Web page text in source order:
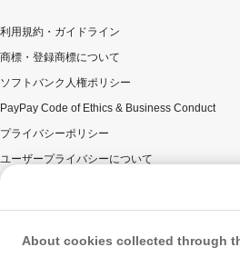
本キャンペーンが適用される場
同時開催する他の総付キャンペ
てのPayPayポイントの付与率
が上限です（仮にそれぞれ適用
す）。
対象のお支払方法にてお支払
キャンペーンを適用すると、
ンペーン期間中のPayPayポイ
イントを超えるときには、当
ーン期間中500ポイントを超え
利用規約・ガイドライン
商標・登録商標について
ソフトバンク人権ポリシー
PayPay Code of Ethics & Business Conduct
プライバシーポリシー
ユーザープライバシーについて
ウェブサイト利用規約
反社会的勢力に対する方針
About cookies collected through